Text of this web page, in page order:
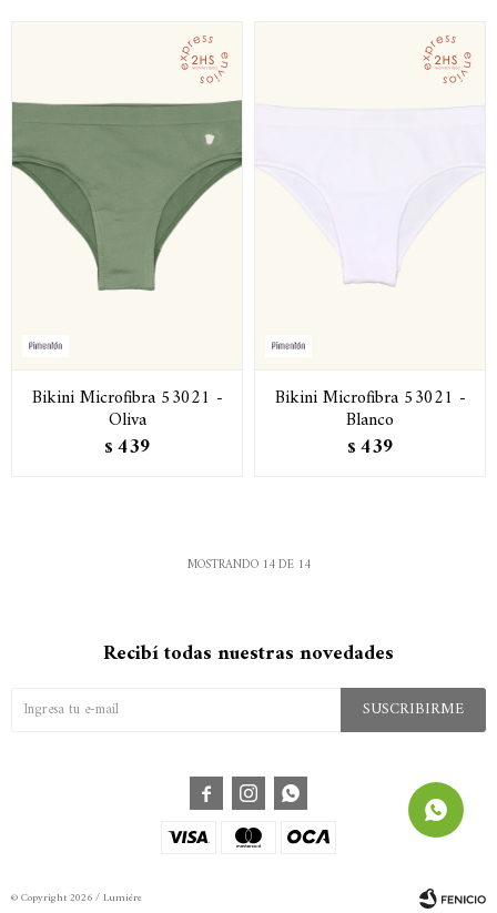
Bikini Microfibra 53021 -
Oliva
$ 439
Bikini Microfibra 53021 -
Blanco
$ 439
MOSTRANDO 14DE 14
Recibí todas nuestras novedades
SUSCRIBIRME
  
© Copyright 2026 / Lumiére